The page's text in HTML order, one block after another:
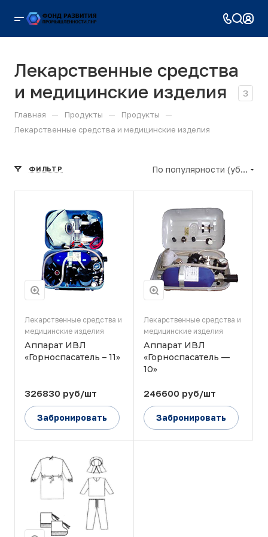
Лекарственные средства
и медицинские изделия
3
Главная — Продукты — Продукты —
Лекарственные средства и медицинские изделия
ФИЛЬТР По популярности (убывание)
Лекарственные средства и
медицинские изделия
Аппарат ИВЛ
«Горноспасатель – 11»
326830 руб/шт
Забронировать
Применение
Применение
аппарата ИВЛ
ГС-10 возможно
во всех случаях,
когда
необходимо
провести
профилактику
дыхания,
восстановление
или поддержание
вентиляции
больных на
догоспитальном
этапе оказания
первой и
помощи, а так же
транспортирован
ии их в лечебное
учреждение и т.д.
Возможность
осуществления с
Лекарственные средства и
медицинские изделия
Аппарат ИВЛ
«Горноспасатель —
10»
246600 руб/шт
Забронировать